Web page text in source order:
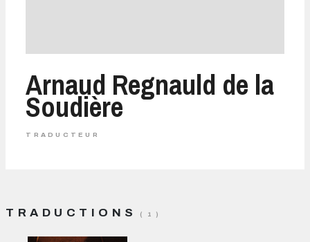
Arnaud Regnauld de la
Soudière
TRADUCTEUR
TRADUCTIONS ( 1 )